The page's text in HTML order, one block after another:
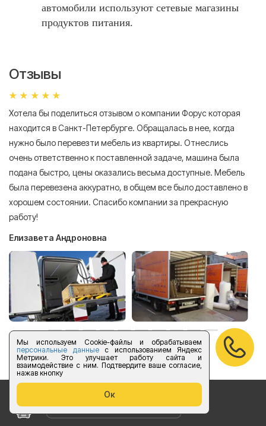
Мы используем Cookie-файлы и обрабатываем
персональные данныес использованием Яндекс
Метрики. Это улучшает работу сайта и
взаимодействие с ним. Подтвердите ваше согласие,
нажав кнопку
Ок
автомобили используют сетевые магазины
продуктов питания.
Отзывы
Хотела бы поделиться отзывом о компании Форус которая
находится в Санкт-Петербурге. Обращалась в нее, когда
нужно было перевезти мебель из квартиры. Отнеслись
очень ответственно к поставленной задаче, машина была
подана быстро, цены оказались весьма доступные. Мебель
была перевезена аккуратно, в общем все было доставлено в
хорошем состоянии. Спасибо компании за прекрасную
работу!
Елизавета Андроновна
оставить отзыв
Бесплатный звонок по России